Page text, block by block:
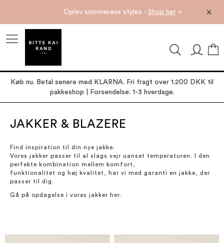
Oplev sommerens styles - Shop her> ×
Køb nu. Betal senere med KLARNA. Fri fragt over 1.200 DKK til
pakkeshop | Forsendelse: 1-3 hverdage.
JAKKER & BLAZERE
Find inspiration til din nye jakke.
Vores jakker passer til al slags vejr uanset temperaturen. I den
perfekte kombination mellem komfort,
funktionalitet og høj kvalitet, har vi med garanti en jakke, der
passer til dig.
Gå på opdagelse i vores jakker her.